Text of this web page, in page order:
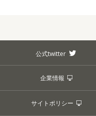
公式twitter
企業情報
サイトポリシー